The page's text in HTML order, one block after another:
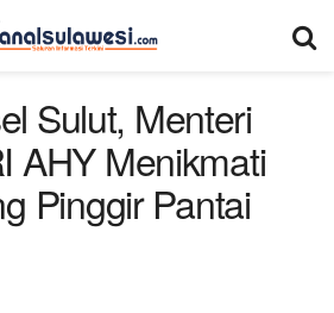
Sulut, Menteri
AHY Menikmati
Pinggir Pantai